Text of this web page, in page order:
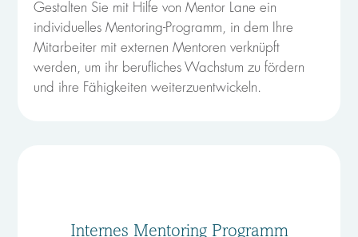
Gestalten Sie mit Hilfe von Mentor Lane ein
individuelles Mentoring-Programm, in dem Ihre
Mitarbeiter mit externen Mentoren verknüpft
werden, um ihr berufliches Wachstum zu fördern
und ihre Fähigkeiten weiterzuentwickeln.
Internes Mentoring Programm